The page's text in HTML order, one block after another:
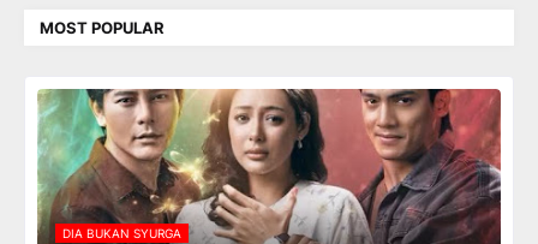
MOST POPULAR
DIA BUKAN SYURGA